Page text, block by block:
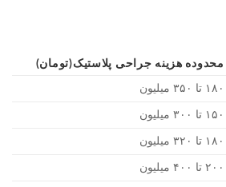
محدوده هزینه جراحی پلاستیک(تومان)
۱۸۰ تا ۳۵۰ میلیون
۱۵۰ تا ۳۰۰ میلیون
۱۸۰ تا ۳۲۰ میلیون
۲۰۰ تا ۴۰۰ میلیون